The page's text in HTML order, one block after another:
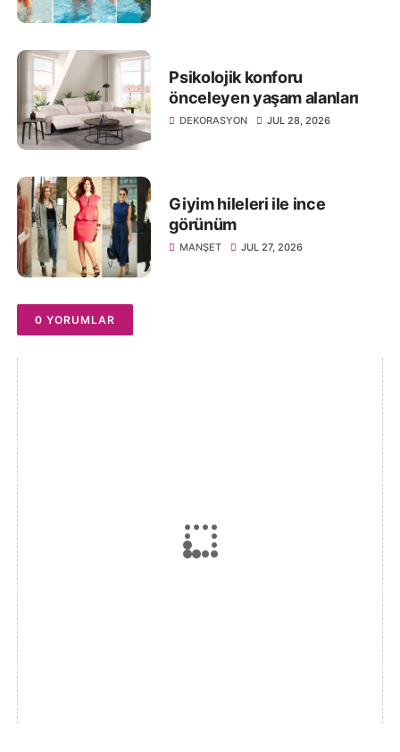
Psikolojik konforu
önceleyen yaşam alanları
DEKORASYON JUL 28, 2026
Giyim hileleri ile ince
görünüm
MANŞET JUL 27, 2026
0 YORUMLAR